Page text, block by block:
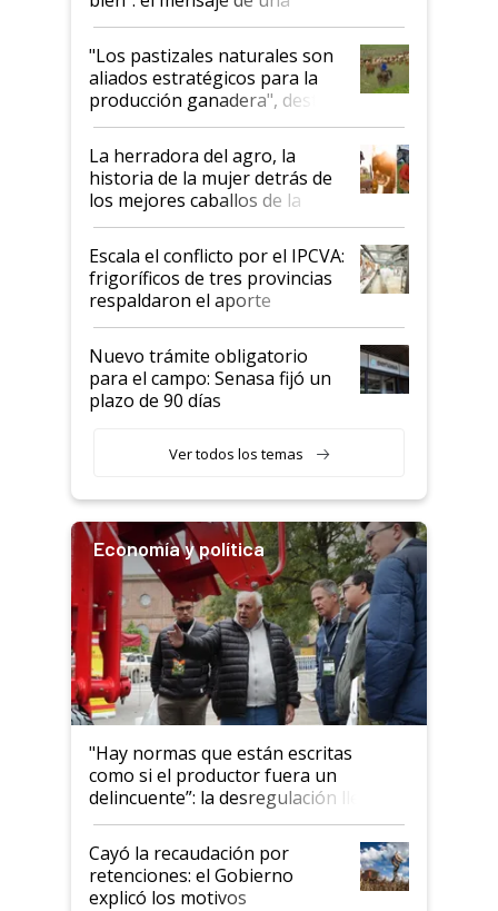
ganadera uruguaya sobre las
oportunidades que se abren
para el agro en Argentina, con
foco en la carne
"Los pastizales naturales son
aliados estratégicos para la
producción ganadera", destaca
la iniciativa que ya reúne a 46
establecimientos en Argentina
La herradora del agro, la
historia de la mujer detrás de
los mejores caballos de la
Argentina y los mitos que
todavía hacen sufrir a estos
animales: "Mientras me
descalificaban, yo seguí
haciendo currículum"
Escala el conflicto por el IPCVA:
frigoríficos de tres provincias
respaldaron el aporte
obligatorio
Nuevo trámite obligatorio
para el campo: Senasa fijó un
plazo de 90 días
Ver todos los temas
Economía y política
"Hay normas que están escritas
como si el productor fuera un
delincuente”: la desregulación llegó
al Congreso Aapresid y hasta se
habló del financiamiento al IPCVA
Cayó la recaudación por
retenciones: el Gobierno
explicó los motivos